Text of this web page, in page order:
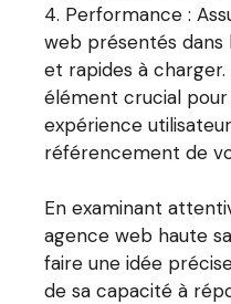
Performance :
web présentés
et rapides à
élément crucial
expérience
référencement de
En examinant
agence web haute
faire une idée
de sa capacité à